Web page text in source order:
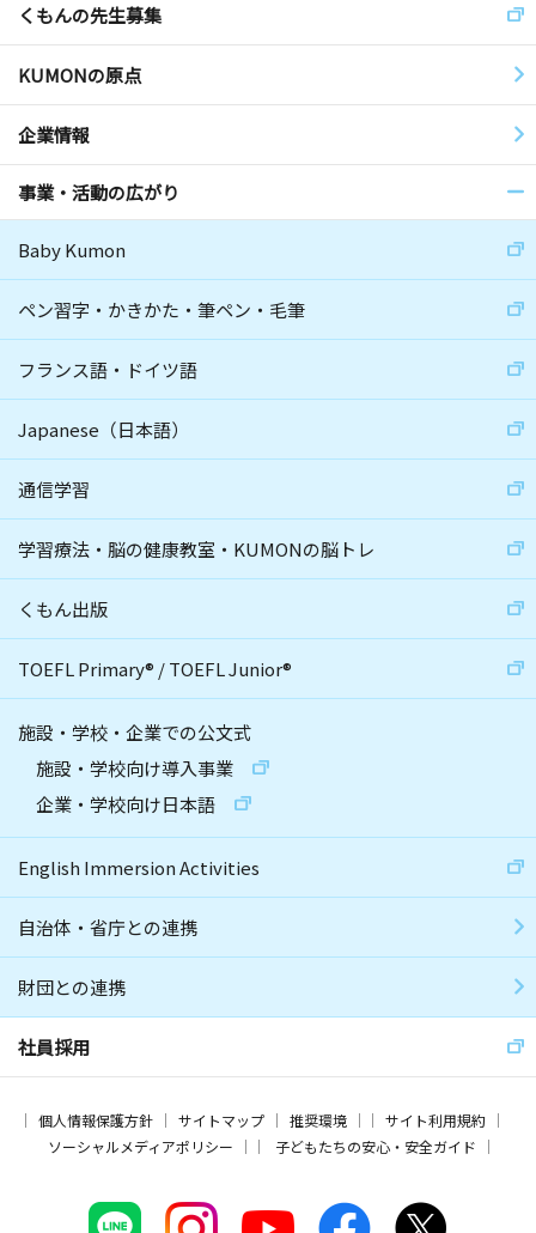
くもんの先生募集
KUMONの原点
企業情報
事業・活動の広がり
Baby Kumon
ペン習字・かきかた・筆ペン・毛筆
フランス語・ドイツ語
Japanese（日本語）
通信学習
学習療法・脳の健康教室・KUMONの脳トレ
くもん出版
TOEFL Primary® /TOEFL Junior®
施設・学校・企業での公文式
施設・学校向け導入事業
企業・学校向け日本語
English Immersion Activities
自治体・省庁との連携
財団との連携
社員採用
個人情報保護方針 サイトマップ 推奨環境
サイト利用規約
ソーシャルメディアポリシー
子どもたちの安心・安全ガイド